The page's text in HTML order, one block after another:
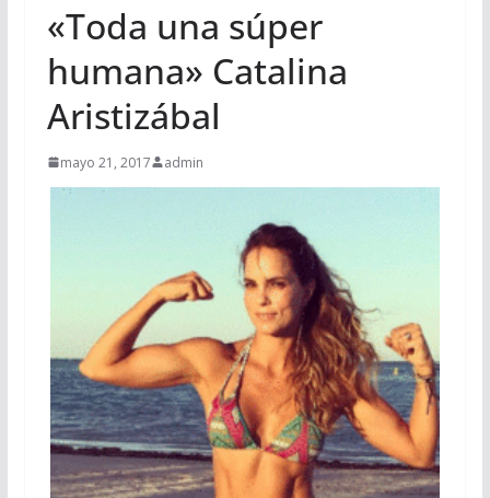
«Toda una súper
humana» Catalina
Aristizábal
mayo 21, 2017 admin